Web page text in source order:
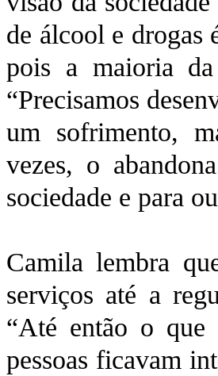
de álcool e drogas
pois a maioria
“Precisamos
um sofrimento,
vezes, o
sociedade e para
Camila lembra
serviços até a
“Até então o que
pessoas ficavam